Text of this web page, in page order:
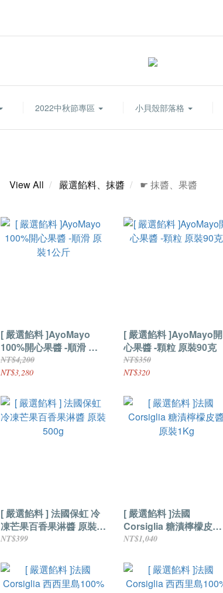
2022中秋節專區 小貝殼部落格
View All 嚴選餡料、抹醬 ☛ 抹醬、果醬
[ 嚴選餡料 ]AyoMayo
100%開心果醬 -順滑 原
裝1公斤
NT$4,200
NT$3,280
[ 嚴選餡料 ]AyoMayo開
心果醬 -顆粒 原裝90克
NT$350
NT$320
[ 嚴選餡料 ] 法國保虹 冷
凍芒果百香果淋醬 原裝
500g
NT$399
[ 嚴選餡料 ]法國
Corsiglia 糖漬檸檬皮醬
原裝1Kg
NT$1,040